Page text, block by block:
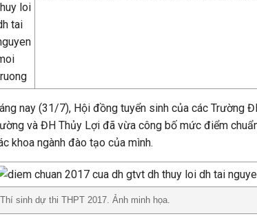
nay (31/7), Hội đồng tuyển sinh của các Trường
và ĐH Thủy Lợi đã vừa công bố mức điểm
khoa ngành đào tạo của mình.
Thí sinh dự thi THPT 2017. Ảnh minh họa.